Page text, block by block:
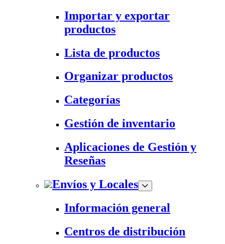
Importar y exportar
productos
Lista de productos
Organizar productos
Categorías
Gestión de inventario
Aplicaciones de Gestión y
Reseñas
Envíos y Locales
Información general
Centros de distribución